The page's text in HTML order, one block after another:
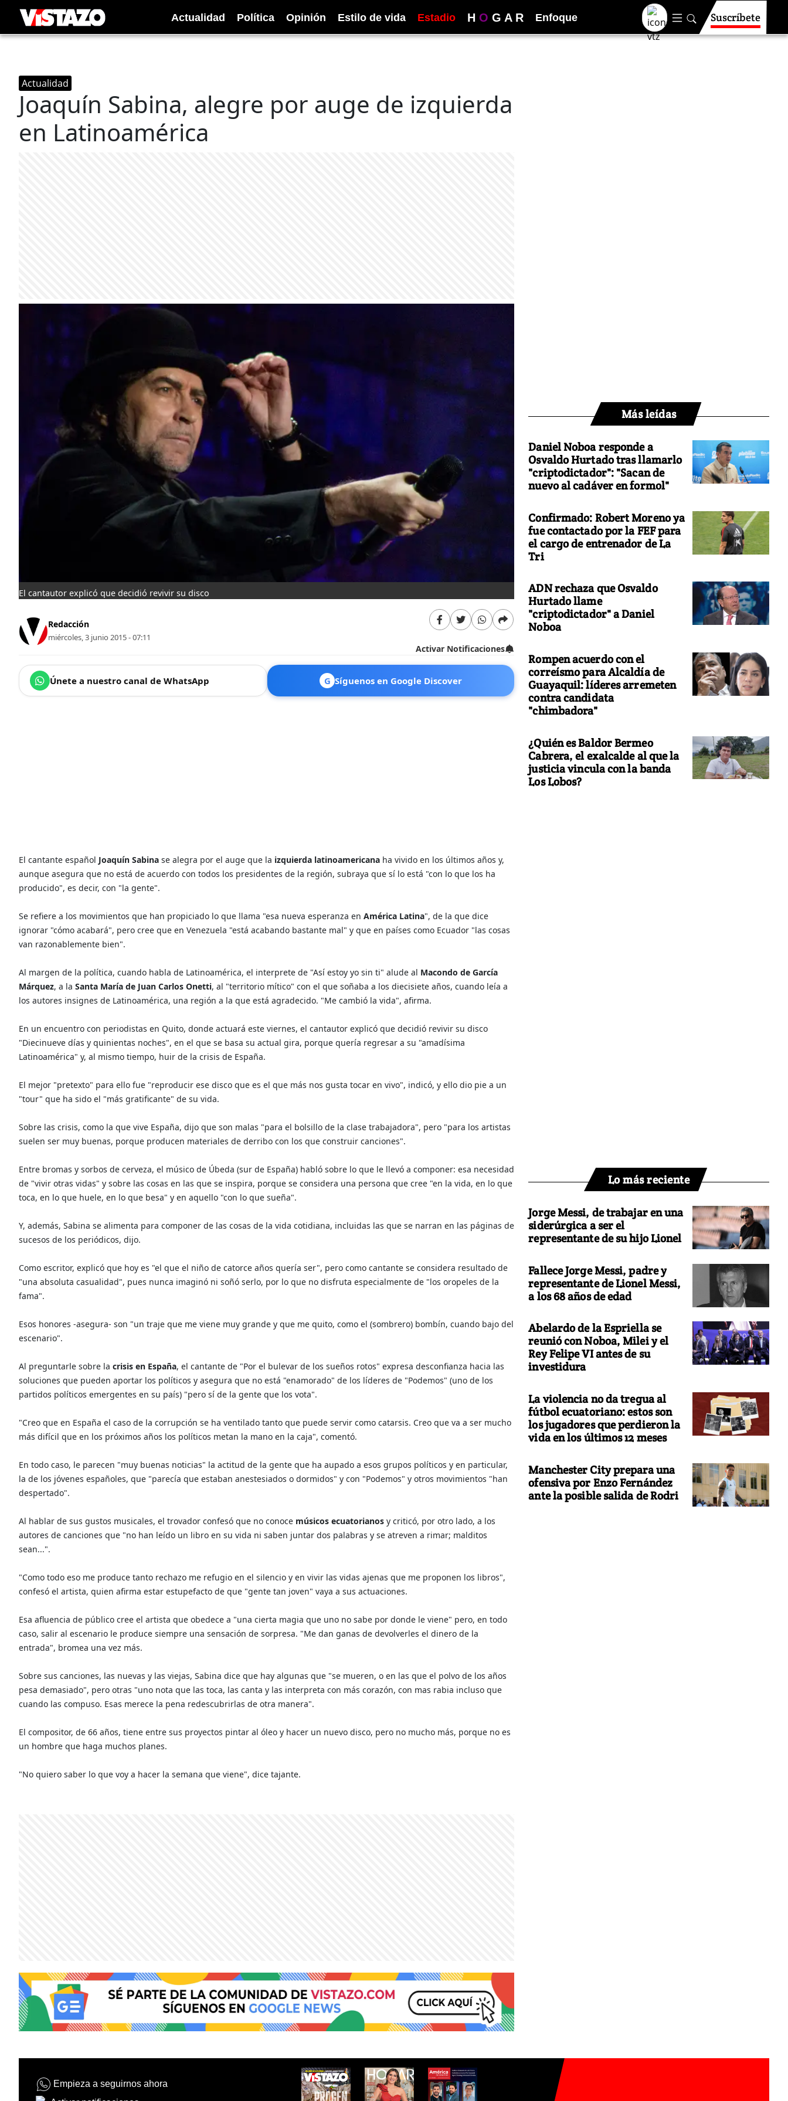
Actualidad Política Opinión Estilo de vida Estadio H O G A R Enfoque Suscríbete
Actualidad
Joaquín Sabina, alegre por auge de izquierda
en Latinoamérica
El cantautor explicó que decidió revivir su disco
Redacción
miércoles, 3 junio 2015 - 07:11
Activar Notificaciones
Únete a nuestro canal de WhatsApp G Síguenos en Google Discover
El cantante español Joaquín Sabina se alegra por el auge que la izquierda latinoamericana ha vivido en los últimos años y,
aunque asegura que no está de acuerdo con todos los presidentes de la región, subraya que sí lo está "con lo que los ha
producido", es decir, con "la gente".
Se refiere a los movimientos que han propiciado lo que llama "esa nueva esperanza en América Latina", de la que dice
ignorar "cómo acabará", pero cree que en Venezuela "está acabando bastante mal" y que en países como Ecuador "las cosas
van razonablemente bien".
Al margen de la política, cuando habla de Latinoamérica, el interprete de "Así estoy yo sin ti" alude al Macondo de García
Márquez, a la Santa María de Juan Carlos Onetti, al "territorio mítico" con el que soñaba a los diecisiete años, cuando leía a
los autores insignes de Latinoamérica, una región a la que está agradecido. "Me cambió la vida", afirma.
En un encuentro con periodistas en Quito, donde actuará este viernes, el cantautor explicó que decidió revivir su disco
"Diecinueve días y quinientas noches", en el que se basa su actual gira, porque quería regresar a su "amadísima
Latinoamérica" y, al mismo tiempo, huir de la crisis de España.
El mejor "pretexto" para ello fue "reproducir ese disco que es el que más nos gusta tocar en vivo", indicó, y ello dio pie a un
"tour" que ha sido el "más gratificante" de su vida.
Sobre las crisis, como la que vive España, dijo que son malas "para el bolsillo de la clase trabajadora", pero "para los artistas
suelen ser muy buenas, porque producen materiales de derribo con los que construir canciones".
Entre bromas y sorbos de cerveza, el músico de Úbeda (sur de España) habló sobre lo que le llevó a componer: esa necesidad
de "vivir otras vidas" y sobre las cosas en las que se inspira, porque se considera una persona que cree "en la vida, en lo que
toca, en lo que huele, en lo que besa" y en aquello "con lo que sueña".
Y, además, Sabina se alimenta para componer de las cosas de la vida cotidiana, incluidas las que se narran en las páginas de
sucesos de los periódicos, dijo.
Como escritor, explicó que hoy es "el que el niño de catorce años quería ser", pero como cantante se considera resultado de
"una absoluta casualidad", pues nunca imaginó ni soñó serlo, por lo que no disfruta especialmente de "los oropeles de la
fama".
Esos honores -asegura- son "un traje que me viene muy grande y que me quito, como el (sombrero) bombín, cuando bajo del
escenario".
Al preguntarle sobre la crisis en España, el cantante de "Por el bulevar de los sueños rotos" expresa desconfianza hacia las
soluciones que pueden aportar los políticos y asegura que no está "enamorado" de los líderes de "Podemos" (uno de los
partidos políticos emergentes en su país) "pero sí de la gente que los vota".
"Creo que en España el caso de la corrupción se ha ventilado tanto que puede servir como catarsis. Creo que va a ser mucho
más difícil que en los próximos años los políticos metan la mano en la caja", comentó.
En todo caso, le parecen "muy buenas noticias" la actitud de la gente que ha aupado a esos grupos políticos y en particular,
la de los jóvenes españoles, que "parecía que estaban anestesiados o dormidos" y con "Podemos" y otros movimientos "han
despertado".
Al hablar de sus gustos musicales, el trovador confesó que no conoce músicos ecuatorianos y criticó, por otro lado, a los
autores de canciones que "no han leído un libro en su vida ni saben juntar dos palabras y se atreven a rimar; malditos
sean...".
"Como todo eso me produce tanto rechazo me refugio en el silencio y en vivir las vidas ajenas que me proponen los libros",
confesó el artista, quien afirma estar estupefacto de que "gente tan joven" vaya a sus actuaciones.
Esa afluencia de público cree el artista que obedece a "una cierta magia que uno no sabe por donde le viene" pero, en todo
caso, salir al escenario le produce siempre una sensación de sorpresa. "Me dan ganas de devolverles el dinero de la
entrada", bromea una vez más.
Sobre sus canciones, las nuevas y las viejas, Sabina dice que hay algunas que "se mueren, o en las que el polvo de los años
pesa demasiado", pero otras "uno nota que las toca, las canta y las interpreta con más corazón, con mas rabia incluso que
cuando las compuso. Esas merece la pena redescubrirlas de otra manera".
El compositor, de 66 años, tiene entre sus proyectos pintar al óleo y hacer un nuevo disco, pero no mucho más, porque no es
un hombre que haga muchos planes.
"No quiero saber lo que voy a hacer la semana que viene", dice tajante.
Más leídas
Daniel Noboa responde a
Osvaldo Hurtado tras llamarlo
"criptodictador": "Sacan de
nuevo al cadáver en formol"
Confirmado: Robert Moreno ya
fue contactado por la FEF para
el cargo de entrenador de La
Tri
ADN rechaza que Osvaldo
Hurtado llame
"criptodictador" a Daniel
Noboa
Rompen acuerdo con el
correísmo para Alcaldía de
Guayaquil: líderes arremeten
contra candidata
"chimbadora"
¿Quién es Baldor Bermeo
Cabrera, el exalcalde al que la
justicia vincula con la banda
Los Lobos?
Lo más reciente
Jorge Messi, de trabajar en una
siderúrgica a ser el
representante de su hijo Lionel
Fallece Jorge Messi, padre y
representante de Lionel Messi,
a los 68 años de edad
Abelardo de la Espriella se
reunió con Noboa, Milei y el
Rey Felipe VI antes de su
investidura
La violencia no da tregua al
fútbol ecuatoriano: estos son
los jugadores que perdieron la
vida en los últimos 12 meses
Manchester City prepara una
ofensiva por Enzo Fernández
ante la posible salida de Rodri
Empieza a seguirnos ahora